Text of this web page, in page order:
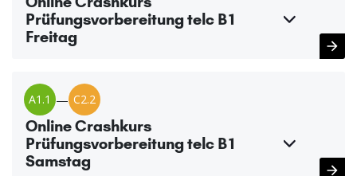
Prüfungsvorbereitung telc B1
Freitag
A1.1 — C2.2
Online Crashkurs
Prüfungsvorbereitung telc B1
Samstag